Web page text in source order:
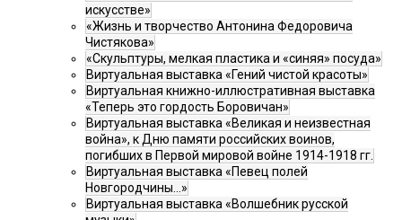
искусстве»
«Жизнь и творчество Антонина Федоровича
Чистякова»
«Скульптуры, мелкая пластика и «синяя» посуда»
Виртуальная выставка «Гений чистой красоты»
Виртуальная книжно-иллюстративная выставка
«Теперь это гордость Боровичан»
Виртуальная выставка «Великая и неизвестная
война», к Дню памяти российских воинов,
погибших в Первой мировой войне 1914-1918 гг.
Виртуальная выставка «Певец полей
Новгородчины…»
Виртуальная выставка «Волшебник русской